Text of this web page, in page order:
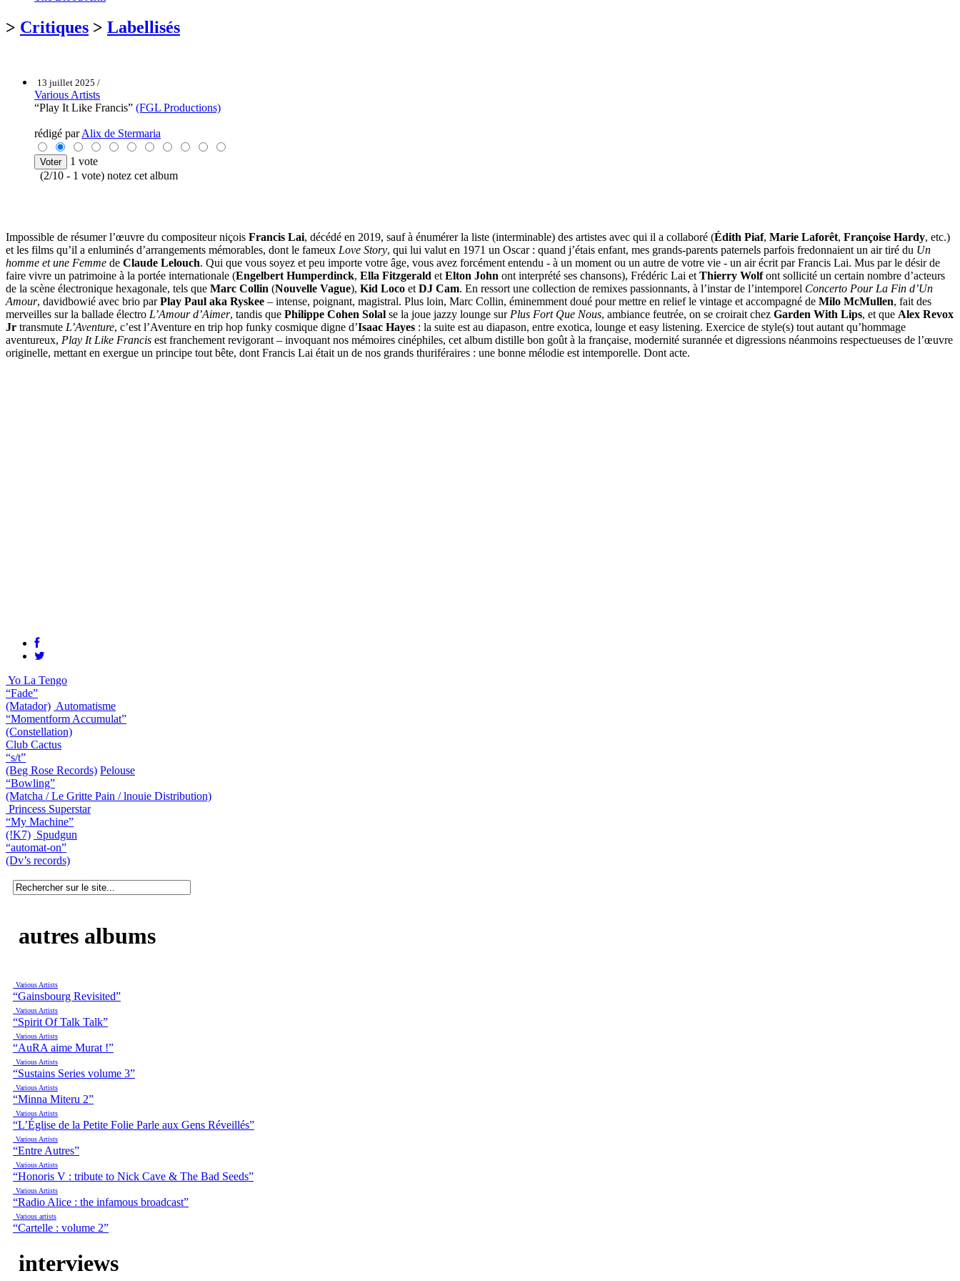
> Critiques > Labellisés
13 juillet 2025 /
Various Artists
“Play It Like Francis” (FGL Productions)
rédigé parAlix de Stermaria
1 vote
(2/10 - 1 vote) notez cet album
Impossible de résumer l’œuvre du compositeur niçois Francis Lai, décédé en 2019, sauf à énumérer la liste (interminable) des artistes avec qui il a collaboré (Édith Piaf, Marie Laforêt, Françoise Hardy, etc.)
et les films qu’il a enluminés d’arrangements mémorables, dont le fameux Love Story, qui lui valut en 1971 un Oscar : quand j’étais enfant, mes grands-parents paternels parfois fredonnaient un air tiré du Un
homme et une Femme de Claude Lelouch. Qui que vous soyez et peu importe votre âge, vous avez forcément entendu - à un moment ou un autre de votre vie - un air écrit par Francis Lai. Mus par le désir de
faire vivre un patrimoine à la portée internationale (Engelbert Humperdinck, Ella Fitzgerald et Elton John ont interprété ses chansons), Frédéric Lai et Thierry Wolfont sollicité un certain nombre d’acteurs
de la scène électronique hexagonale, tels que Marc Collin (Nouvelle Vague), Kid Loco et DJ Cam. En ressort une collection de remixes passionnants, à l’instar de l’intemporel Concerto Pour La Fin d’Un
Amour, davidbowié avec brio parPlay Paul aka Ryskee – intense, poignant, magistral. Plus loin, Marc Collin, éminemment doué pour mettre en relief le vintage et accompagné de Milo McMullen, fait des
merveilles sur la ballade électro L’Amour d’Aimer, tandis que Philippe Cohen Solal se la joue jazzy lounge sur Plus Fort Que Nous, ambiance feutrée, on se croirait chez Garden With Lips, et que Alex Revox
Jr transmute L’Aventure, c’est l’Aventure en trip hop funky cosmique digne d’Isaac Hayes : la suite est au diapason, entre exotica, lounge et easy listening. Exercice de style(s) tout autant qu’hommage
aventureux, Play It Like Francis est franchement revigorant – invoquant nos mémoires cinéphiles, cet album distille bon goût à la française, modernité surannée et digressions néanmoins respectueuses de l’œuvre
originelle, mettant en exergue un principe tout bête, dont Francis Lai était un de nos grands thuriféraires : une bonne mélodie est intemporelle. Dont acte.
Yo La Tengo
“Fade”
(Matador) Automatisme
“Momentform Accumulat”
(Constellation)
Club Cactus
“s/t”
(Beg Rose Records) Pelouse
“Bowling”
(Matcha / Le Gritte Pain / lnouie Distribution)
Princess Superstar
“My Machine”
(!K7) Spudgun
“automat-on”
(Dv’s records)
autres albums
Various Artists
“Gainsbourg Revisited”
Various Artists
“Spirit Of Talk Talk”
Various Artists
“AuRA aime Murat !”
Various Artists
“Sustains Series volume 3”
Various Artists
“Minna Miteru 2”
Various Artists
“L’Église de la Petite Folie Parle aux Gens Réveillés”
Various Artists
“Entre Autres”
Various Artists
“Honoris V : tribute to Nick Cave & The Bad Seeds”
Various Artists
“Radio Alice : the infamous broadcast”
Various artists
“Cartelle : volume 2”
interviews